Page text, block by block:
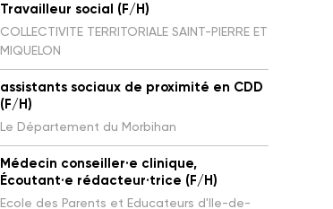
Travailleur social (F/H)
COLLECTIVITE TERRITORIALE SAINT-PIERRE ET
MIQUELON
assistants sociaux de proximité en CDD
(F/H)
Le Département du Morbihan
Médecin conseiller·e clinique,
Écoutant·e rédacteur·trice (F/H)
Ecole des Parents et Educateurs d'Ile-de-